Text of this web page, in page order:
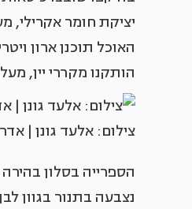
יציקת חומר אקרילי,
האוכל תוכנן ארון
הותקנו מקררי יין,
צילום: אלעד גונן |
נצבעה בתנור בגוון